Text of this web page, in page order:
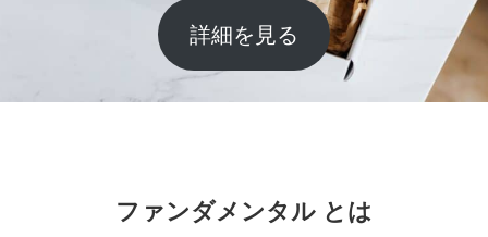
詳細を見る
ファンダメンタル とは